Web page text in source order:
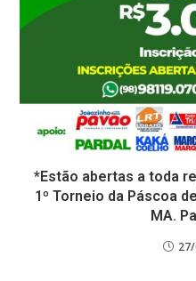
*Estão abertas a toda
1º Torneio da Páscoa
MA.